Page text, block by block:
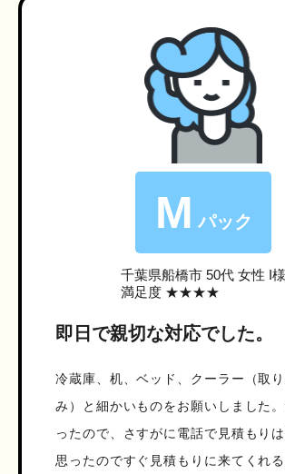
M パック
千葉県船橋市 50代 女性 I様
満足度 ★★★★
即日で親切な対応でした。
冷蔵庫、机、ベッド、クーラー（取
み）と細かいものをお願いしました
ったので、さすがに電話で見積もり
思ったのですぐ見積もりに来てくれ